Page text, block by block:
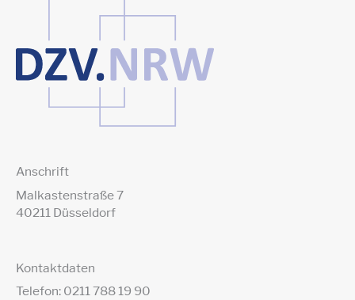
Anschrift
Malkastenstraße 7
40211 Düsseldorf
Kontaktdaten
Telefon: 0211 788 19 90